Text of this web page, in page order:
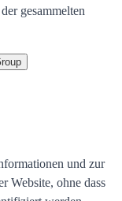
gesammelten
und zur
Website, ohne dass